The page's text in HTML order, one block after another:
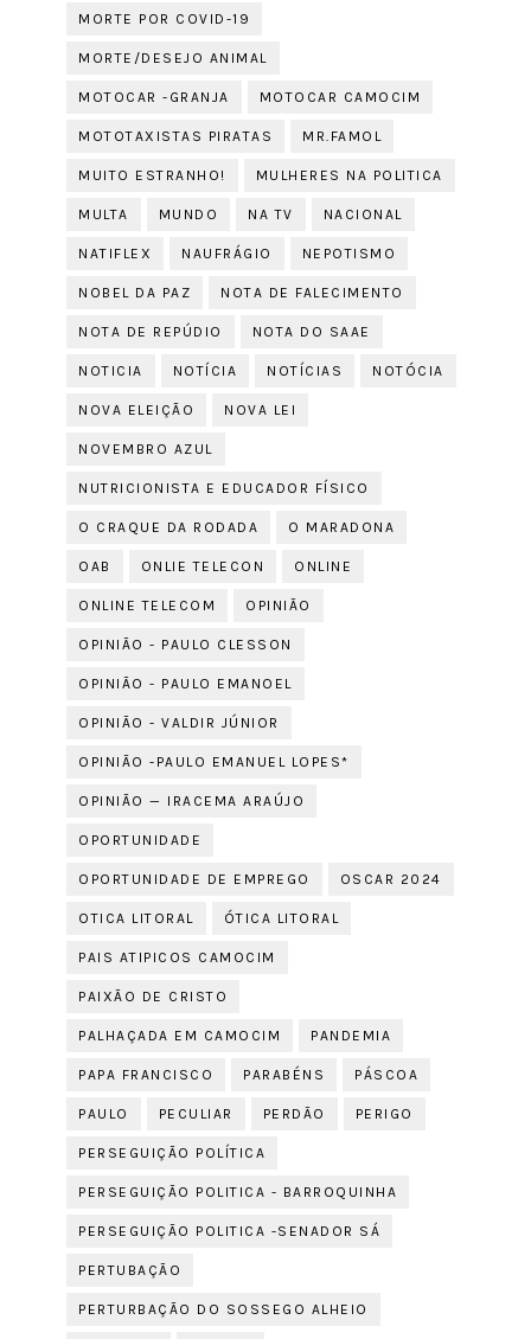
MORTE POR COVID-19
MORTE/DESEJO ANIMAL
MOTOCAR -GRANJA MOTOCAR CAMOCIM
MOTOTAXISTAS PIRATAS MR.FAMOL
MUITO ESTRANHO! MULHERES NA POLITICA
MULTA MUNDO NA TV NACIONAL
NATIFLEX NAUFRÁGIO NEPOTISMO
NOBEL DA PAZ NOTA DE FALECIMENTO
NOTA DE REPÚDIO NOTA DO SAAE
NOTICIA NOTÍCIA NOTÍCIAS NOTÓCIA
NOVA ELEIÇÃO NOVA LEI
NOVEMBRO AZUL
NUTRICIONISTA E EDUCADOR FÍSICO
O CRAQUE DA RODADA O MARADONA
OAB ONLIE TELECON ONLINE
ONLINE TELECOM OPINIÃO
OPINIÃO - PAULO CLESSON
OPINIÃO - PAULO EMANOEL
OPINIÃO - VALDIR JÚNIOR
OPINIÃO -PAULO EMANUEL LOPES*
OPINIÃO — IRACEMA ARAÚJO
OPORTUNIDADE
OPORTUNIDADE DE EMPREGO OSCAR 2024
OTICA LITORAL ÓTICA LITORAL
PAIS ATIPICOS CAMOCIM
PAIXÃO DE CRISTO
PALHAÇADA EM CAMOCIM PANDEMIA
PAPA FRANCISCO PARABÉNS PÁSCOA
PAULO PECULIAR PERDÃO PERIGO
PERSEGUIÇÃO POLÍTICA
PERSEGUIÇÃO POLITICA - BARROQUINHA
PERSEGUIÇÃO POLITICA -SENADOR SÁ
PERTUBAÇÃO
PERTURBAÇÃO DO SOSSEGO ALHEIO